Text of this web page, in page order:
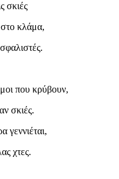
σκιές
στο κλάμα,
που κρύβουν,
σκιές.
γεννιέται,
χτες.